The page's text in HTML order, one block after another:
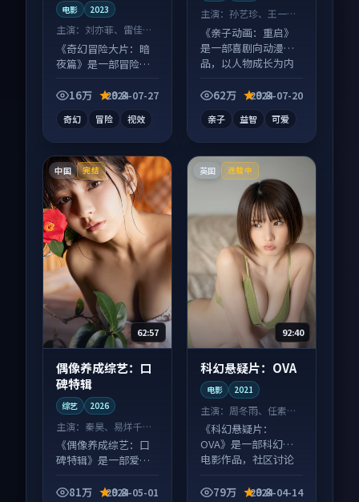
电影 2023
主演： 刘亦菲、雷佳音
等
《奇幻冒险大片：暗
夜篇》是一部冒险向
齐全，观感爽快不拖
16万 9.8
2024-07-27
奇幻 冒险 视效
主演：孙艺珍、王一博
等
《亲子动画：重启》
是一部喜剧向动漫作
品，以人物成长为内
62万
9.8
2024-07-20
亲子 益智 可爱
中国 完结
62:57
偶像养成综艺：口
碑特辑
综艺 2026
主演： 秦昊、易烊千玺
等
《偶像养成综艺：口
碑特辑》是一部爱情
事并行，细节值得二
81万 9.8
2024-05-01
英国 连载中
92:40
科幻悬疑片：OVA
电影 2021
主演： 周冬雨、任素汐
等
《科幻悬疑片：
OVA》是一部科幻向
电影作品，社区讨论
看。79万 9.8
2024-04-14